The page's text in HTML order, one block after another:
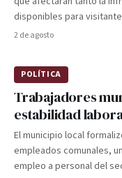
disponibles para
2 de agosto
POLÍTICA
Trabajadores
estabilidad
El municipio local
empleados comunales,
empleo a personal del